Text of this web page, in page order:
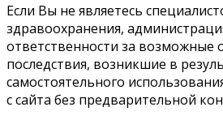
Если Вы не являетесь
здравоохранения,
ответственности за возможные
последствия, возникшие в
самостоятельного
с сайта без предварительной